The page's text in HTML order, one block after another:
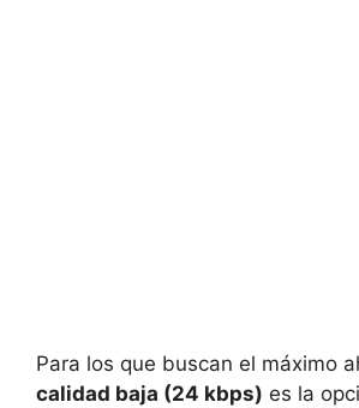
Para los que buscan el máximo
calidad baja (24 kbps) es la